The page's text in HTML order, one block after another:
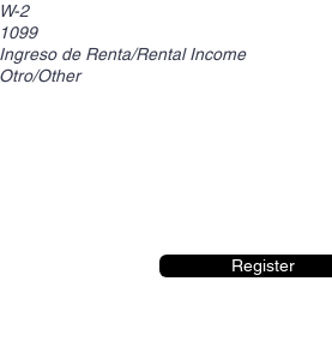
i
r
W-2
1099
Ingreso de Renta/Rental Income
Otro/Other
Register